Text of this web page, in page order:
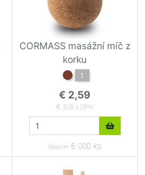
CORMASS masážní míč z
korku
1
€ 2,59
€ 3,19 s DPH
Skladom 6 000 ks